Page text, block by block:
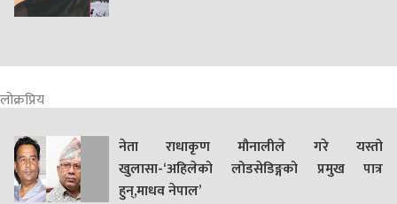
लोक्रप्रिय
नेता राधाकृण मौनालीले गरे यस्तो
खुलासा-‘अहिलेको लोडसेडिङ्गको प्रमुख पात्र
हुन्,माधव नेपाल’